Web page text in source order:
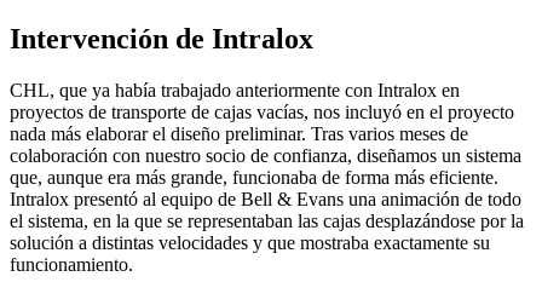
Intervención de Intralox
CHL, que ya había trabajado anteriormente con Intralox en
proyectos de transporte de cajas vacías, nos incluyó en el proyecto
nada más elaborar el diseño preliminar. Tras varios meses de
colaboración con nuestro socio de confianza, diseñamos un sistema
que, aunque era más grande, funcionaba de forma más eficiente.
Intralox presentó al equipo de Bell & Evans una animación de todo
el sistema, en la que se representaban las cajas desplazándose por la
solución a distintas velocidades y que mostraba exactamente su
funcionamiento.